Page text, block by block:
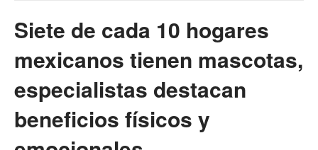
Siete de cada 10 hogares
mexicanos tienen mascotas,
especialistas destacan
beneficios físicos y